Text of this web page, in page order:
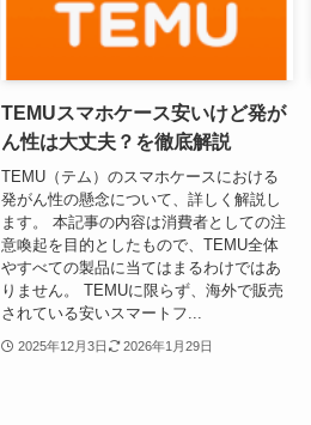
TEMUスマホケース安いけど発が
ん性は大丈夫？を徹底解説
TEMU（テム）のスマホケースにおける
発がん性の懸念について、詳しく解説し
ます。 本記事の内容は消費者としての注
意喚起を目的としたもので、TEMU全体
やすべての製品に当てはまるわけではあ
りません。 TEMUに限らず、海外で販売
されている安いスマートフ...
2025年12月3日 2026年1月29日